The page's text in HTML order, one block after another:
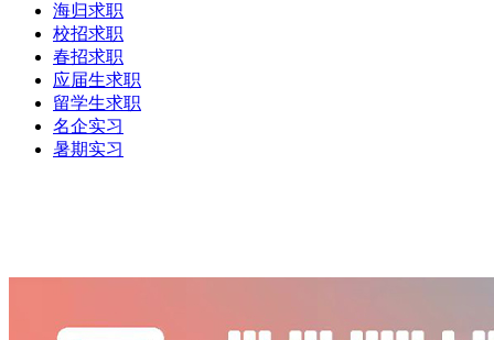
海归求职
校招求职
春招求职
应届生求职
留学生求职
名企实习
暑期实习